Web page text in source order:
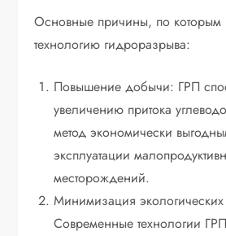
Основные причины, по которым
технологию гидроразрыва:
Повышение добычи: ГРП
увеличению притока
метод экономически
эксплуатации
месторождений.
Минимизация
Современные технологии